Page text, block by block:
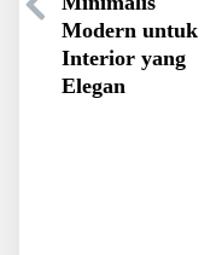
Modern untuk
Interior yang
Elegan